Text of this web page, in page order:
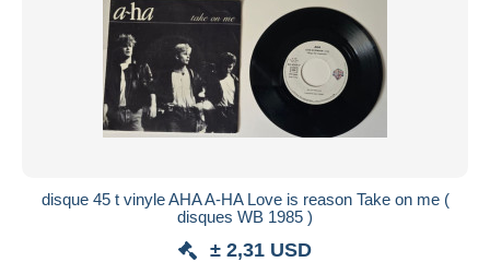
disque 45 t vinyle AHA A-HA Love is reason Take on me (
disques WB 1985 )
± 2,31 USD